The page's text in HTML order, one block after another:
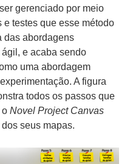
gerenciado por meio
e testes que esse método
das abordagens
e acaba sendo
uma abordagem
A figura
todos os passos que
o Novel Project Canvas
seus mapas.